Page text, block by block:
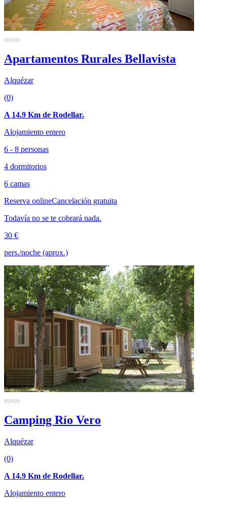
Apartamentos Rurales Bellavista
Alquézar
(0)
A 14.9 Km de Rodellar.
Alojamiento entero
6 - 8 personas
4 dormitorios
6 camas
Reserva onlineCancelación gratuita
Todavía no se te cobrará nada.
30 €
pers./noche (aprox.)
Camping Río Vero
Alquézar
(0)
A 14.9 Km de Rodellar.
Alojamiento entero